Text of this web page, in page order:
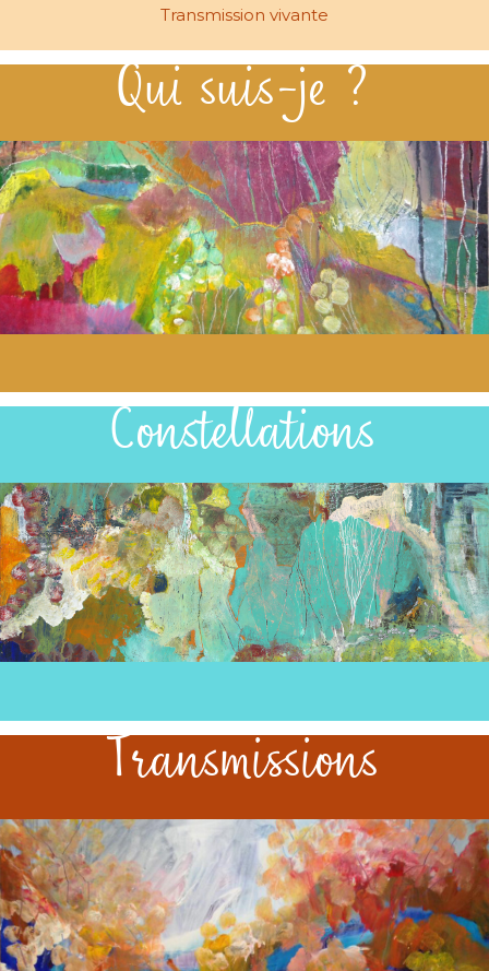
Transmission vivante
Qui suis-je ?
Constellations
Transmissions